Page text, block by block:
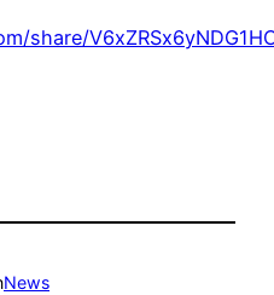
share/
News